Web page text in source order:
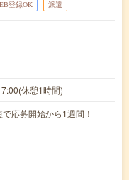
登録OK 派遣
休憩1時間)
応募開始から1週間！